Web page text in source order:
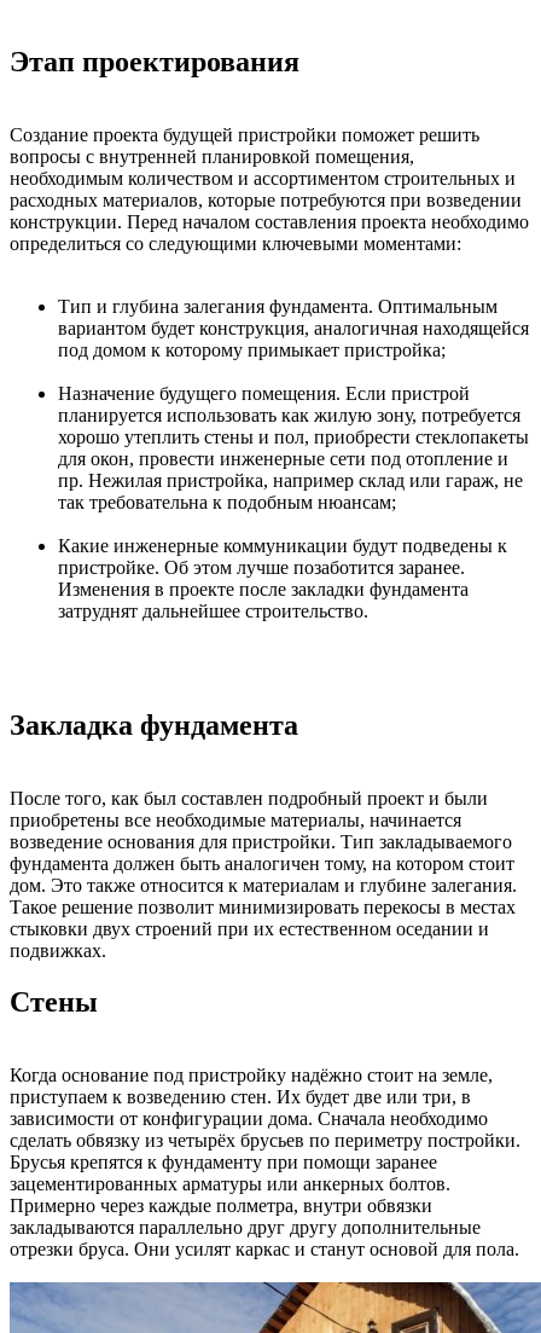
Этап проектирования
Создание проекта будущей пристройки поможет решить
вопросы с внутренней планировкой помещения,
необходимым количеством и ассортиментом строительных и
расходных материалов, которые потребуются при возведении
конструкции. Перед началом составления проекта необходимо
определиться со следующими ключевыми моментами:
Тип и глубина залегания фундамента. Оптимальным
вариантом будет конструкция, аналогичная находящейся
под домом к которому примыкает пристройка;
Назначение будущего помещения. Если пристрой
планируется использовать как жилую зону, потребуется
хорошо утеплить стены и пол, приобрести стеклопакеты
для окон, провести инженерные сети под отопление и
пр. Нежилая пристройка, например склад или гараж, не
так требовательна к подобным нюансам;
Какие инженерные коммуникации будут подведены к
пристройке. Об этом лучше позаботится заранее.
Изменения в проекте после закладки фундамента
затруднят дальнейшее строительство.
Закладка фундамента
После того, как был составлен подробный проект и были
приобретены все необходимые материалы, начинается
возведение основания для пристройки. Тип закладываемого
фундамента должен быть аналогичен тому, на котором стоит
дом. Это также относится к материалам и глубине залегания.
Такое решение позволит минимизировать перекосы в местах
стыковки двух строений при их естественном оседании и
подвижках.
Стены
Когда основание под пристройку надёжно стоит на земле,
приступаем к возведению стен. Их будет две или три, в
зависимости от конфигурации дома. Сначала необходимо
сделать обвязку из четырёх брусьев по периметру постройки.
Брусья крепятся к фундаменту при помощи заранее
зацементированных арматуры или анкерных болтов.
Примерно через каждые полметра, внутри обвязки
закладываются параллельно друг другу дополнительные
отрезки бруса. Они усилят каркас и станут основой для пола.